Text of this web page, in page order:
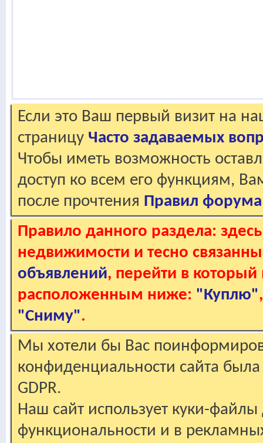
Если это Ваш первый визит на
страницу Часто задаваемых
Чтобы иметь возможность
доступ ко всем его функциям,
после прочтения Правил форума
Правило данного раздела:
недвижимости и тесно
объявлений, перейти в
расположенным ниже: "Куплю"
"Сниму".
Мы хотели бы Вас
конфиденциальности сайта
GDPR.
Наш сайт использует куки-файлы
функциональности и в